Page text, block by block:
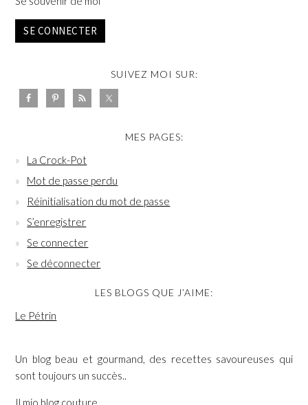
SE CONNECTER
SUIVEZ MOI SUR:
MES PAGES:
La Crock-Pot
Mot de passe perdu
Réinitialisation du mot de passe
S’enregistrer
Se connecter
Se déconnecter
LES BLOGS QUE J’AIME:
Le Pétrin
Un blog beau et gourmand, des recettes savoureuses qui
sont toujours un succès..
Il mio blog couture